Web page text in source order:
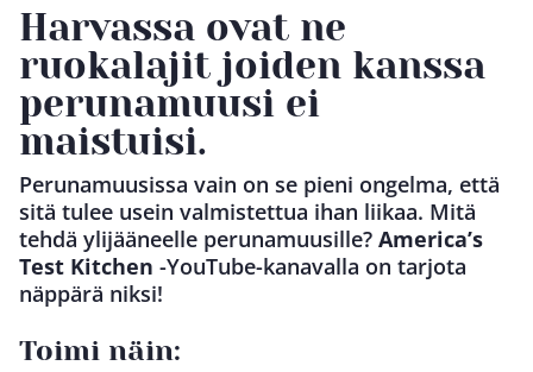
Harvassa ovat ne
ruokalajit joiden kanssa
perunamuusi ei
maistuisi.
Perunamuusissa vain on se pieni ongelma, että
sitä tulee usein valmistettua ihan liikaa. Mitä
tehdä ylijääneelle perunamuusille? America’s
Test Kitchen -YouTube-kanavalla on tarjota
näppärä niksi!
Toimi näin: